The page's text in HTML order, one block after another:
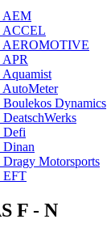
AEM
ACCEL
AEROMOTIVE
APR
Aquamist
AutoMeter
Boulekos Dynamics
DeatschWerks
Defi
Dinan
Dragy Motorsports
EFT
F - N